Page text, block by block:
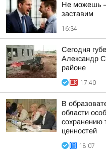
Не можешь
заставим
16:34
Сегодня
Александр
районе
17:40
В
области
сохранению
ценностей
18:07